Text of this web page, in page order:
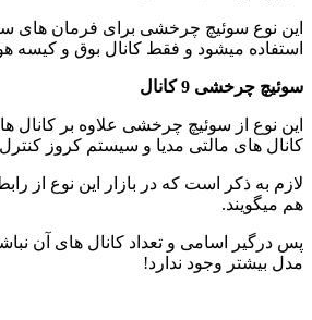
این نوع سوئیچ چرخشی برای فرمان های
استفاده میشود و فقط کانال بوق و کیسه
سوئیچ چرخشی 9 کانال
این نوع از سوئیچ چرخشی علاوه بر کانال
کانال های مالتی مدیا و سیستم کروز
هم میگویند.
پس درگیر اسامی و تعداد کانال های آن
مدل بیشتر وجود ندارد!